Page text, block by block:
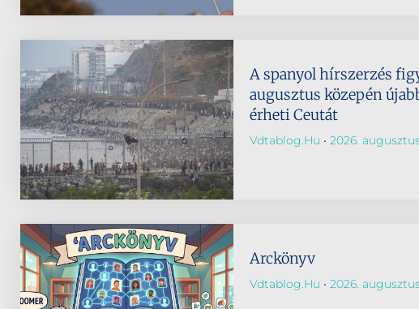
A spanyol hírszerzés
augusztus közepén
érheti Ceutát
Vdtablog.hu 2026.
Arckönyv
Vdtablog.hu 2026.